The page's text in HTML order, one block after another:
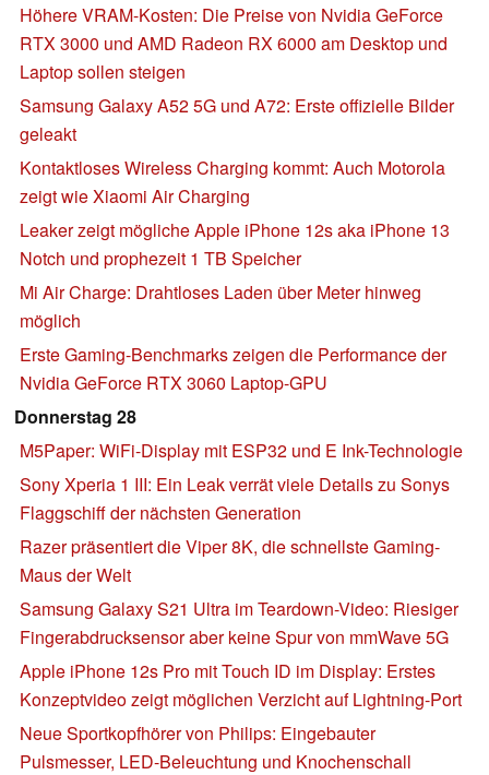
Höhere VRAM-Kosten: Die Preise von Nvidia GeForce
RTX 3000 und AMD Radeon RX 6000 am Desktop und
Laptop sollen steigen
Samsung Galaxy A52 5G und A72: Erste offizielle Bilder
geleakt
Kontaktloses Wireless Charging kommt: Auch Motorola
zeigt wie Xiaomi Air Charging
Leaker zeigt mögliche Apple iPhone 12s aka iPhone 13
Notch und prophezeit 1 TB Speicher
Mi Air Charge: Drahtloses Laden über Meter hinweg
möglich
Erste Gaming-Benchmarks zeigen die Performance der
Nvidia GeForce RTX 3060 Laptop-GPU
Donnerstag 28
M5Paper: WiFi-Display mit ESP32 und E Ink-Technologie
Sony Xperia 1 III: Ein Leak verrät viele Details zu Sonys
Flaggschiff der nächsten Generation
Razer präsentiert die Viper 8K, die schnellste Gaming-
Maus der Welt
Samsung Galaxy S21 Ultra im Teardown-Video: Riesiger
Fingerabdrucksensor aber keine Spur von mmWave 5G
Apple iPhone 12s Pro mit Touch ID im Display: Erstes
Konzeptvideo zeigt möglichen Verzicht auf Lightning-Port
Neue Sportkopfhörer von Philips: Eingebauter
Pulsmesser, LED-Beleuchtung und Knochenschall